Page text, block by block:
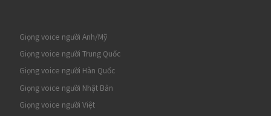
Giọng voice người Anh/Mỹ
Giọng voice người Trung Quốc
Giọng voice người Hàn Quốc
Giọng voice người Nhật Bản
Giọng voice người Việt